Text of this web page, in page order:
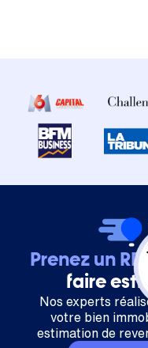
Prenez un
faire
Nos experts
votre bien
estimation de